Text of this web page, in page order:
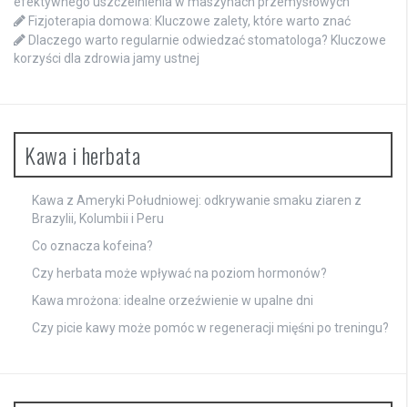
Fizjoterapia domowa: Kluczowe zalety, które warto znać
Dlaczego warto regularnie odwiedzać stomatologa? Kluczowe
korzyści dla zdrowia jamy ustnej
Kawa i herbata
Kawa z Ameryki Południowej: odkrywanie smaku ziaren z
Brazylii, Kolumbii i Peru
Co oznacza kofeina?
Czy herbata może wpływać na poziom hormonów?
Kawa mrożona: idealne orzeźwienie w upalne dni
Czy picie kawy może pomóc w regeneracji mięśni po treningu?